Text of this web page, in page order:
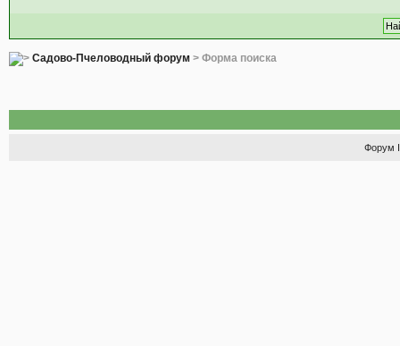
Садово-Пчеловодный форум > Форма поиска
Форум